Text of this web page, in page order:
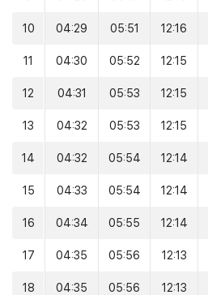
10 04:29 05:51 12:16
11 04:30 05:52 12:15
12 04:31 05:53 12:15
13 04:32 05:53 12:15
14 04:32 05:54 12:14
15 04:33 05:54 12:14
16 04:34 05:55 12:14
17 04:35 05:56 12:13
18 04:35 05:56 12:13